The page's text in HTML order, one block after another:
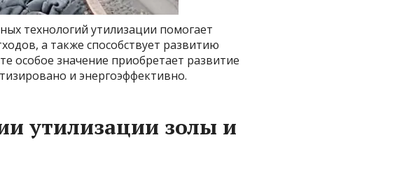
технологий утилизации помогает
а также способствует развитию
особое значение приобретает развитие
и энергоэффективно.
утилизации золы и